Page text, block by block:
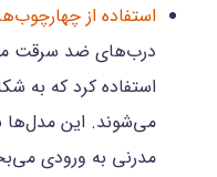
استفاده از
درب‌های ضد سرقت
استفاده کرد که به
می‌شوند. این مدل‌ها
مدرنی به ورودی